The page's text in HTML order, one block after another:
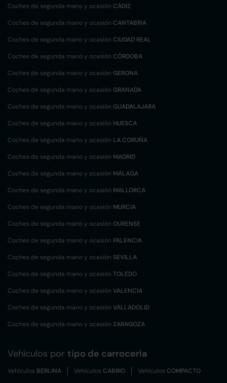
Coches de segunda mano y ocasión CÁDIZ
Coches de segunda mano y ocasión CANTABRIA
Coches de segunda mano y ocasión CIUDAD REAL
Coches de segunda mano y ocasión CÓRDOBA
Coches de segunda mano y ocasión GERONA
Coches de segunda mano y ocasión GRANADA
Coches de segunda mano y ocasión GUADALAJARA
Coches de segunda mano y ocasión HUESCA
Coches de segunda mano y ocasión LA CORUÑA
Coches de segunda mano y ocasión MADRID
Coches de segunda mano y ocasión MÁLAGA
Coches de segunda mano y ocasión MALLORCA
Coches de segunda mano y ocasión MURCIA
Coches de segunda mano y ocasión OURENSE
Coches de segunda mano y ocasión PALENCIA
Coches de segunda mano y ocasión SEVILLA
Coches de segunda mano y ocasión TOLEDO
Coches de segunda mano y ocasión VALENCIA
Coches de segunda mano y ocasión VALLADOLID
Coches de segunda mano y ocasión ZARAGOZA
Vehículos por tipo de carrocería
Vehículos BERLINA VehículosCABRIO VehículosCOMPACTO